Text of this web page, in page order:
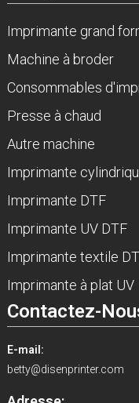
Imprimante grand
Machine à broder
Consommables
Presse à chaud
Autre machine
Imprimante
Imprimante DTF
Imprimante UV DTF
Imprimante textile
Imprimante à plat UV
Contactez-
E-mail:
betty@disenprinter.com